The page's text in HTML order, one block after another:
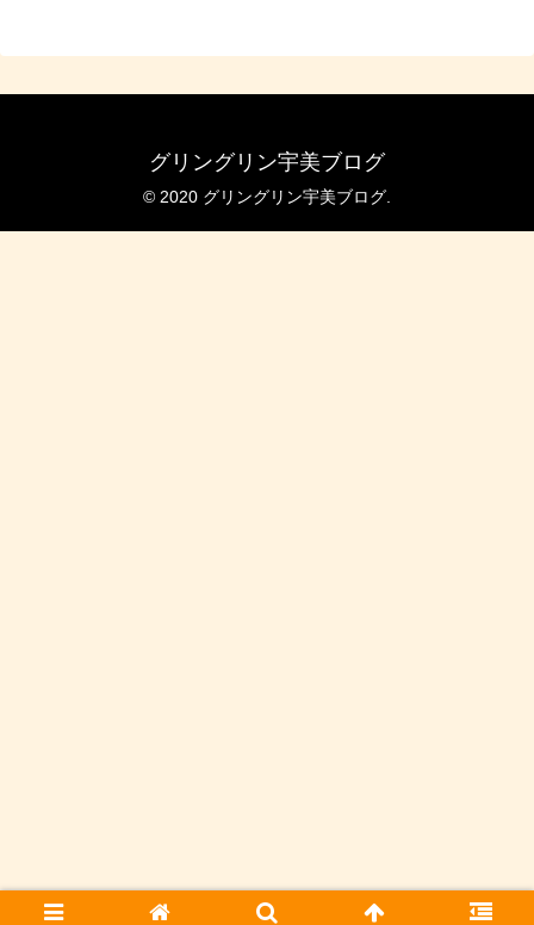
グリングリン宇美ブログ
© 2020 グリングリン宇美ブログ.